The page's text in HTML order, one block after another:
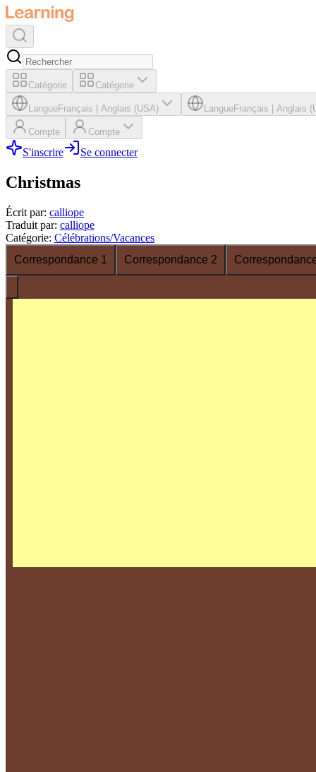
Catégorie Catégorie
LangueFrançais Anglais (USA) LangueFrançais Anglais
Compte Compte
S'inscrire Se connecter
Christmas
Écrit par: calliope
Traduit par: calliope
Catégorie: Célébrations/Vacances
Correspondance 1
Correspondance 2